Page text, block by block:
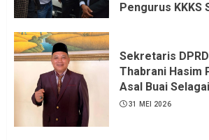
Pengurus KKKS
Dapat saya
KKN, dan Unsur
6 AGUSTUS 2026
Sekretaris
Thabrani Hasim
Asal Buai Selagai
31 MEI 2026